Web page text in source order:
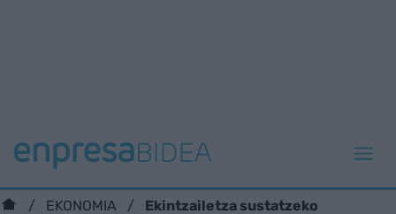
EKONOMIA
Ekintzailetza sustatzeko